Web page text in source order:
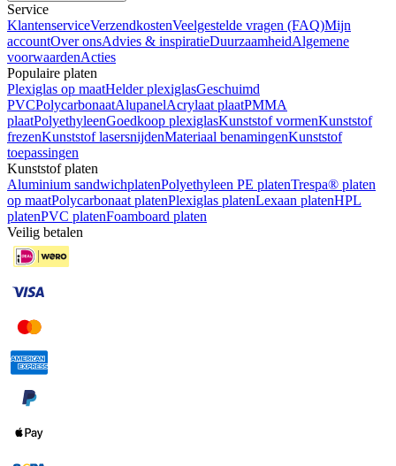
Service
KlantenserviceVerzendkostenVeelgestelde vragen (FAQ)Mijn
accountOver onsAdvies & inspiratieDuurzaamheidAlgemene
voorwaardenActies
Populaire platen
Plexiglas op maatHelder plexiglasGeschuimd
PVCPolycarbonaatAlupanelAcrylaat plaatPMMA
plaatPolyethyleenGoedkoop plexiglasKunststof vormenKunststof
frezenKunststof lasersnijdenMateriaal benamingenKunststof
toepassingen
Kunststof platen
Aluminium sandwichplatenPolyethyleen PE platenTrespa® platen
op maatPolycarbonaat platenPlexiglas platenLexaan platenHPL
platenPVC platenFoamboard platen
Veilig betalen